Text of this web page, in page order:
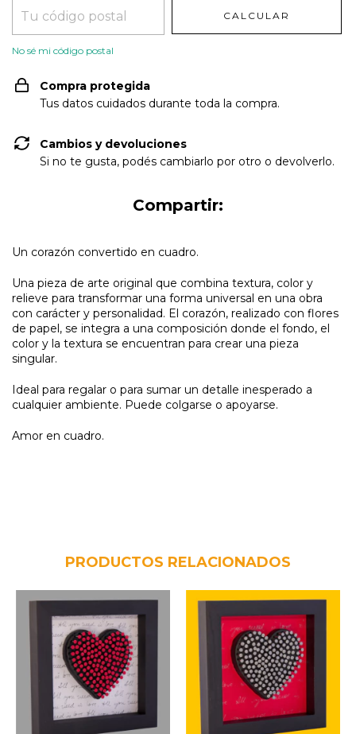
CALCULAR
No sé mi código postal
Compra protegida
Tus datos cuidados durante toda la compra.
Cambios y devoluciones
Si no te gusta, podés cambiarlo por otro o devolverlo.
Compartir:
Un corazón convertido en cuadro.
Una pieza de arte original que combina textura, color y
relieve para transformar una forma universal en una obra
con carácter y personalidad. El corazón, realizado con flores
de papel, se integra a una composición donde el fondo, el
color y la textura se encuentran para crear una pieza
singular.
Ideal para regalar o para sumar un detalle inesperado a
cualquier ambiente. Puede colgarse o apoyarse.
Amor en cuadro.
PRODUCTOS RELACIONADOS